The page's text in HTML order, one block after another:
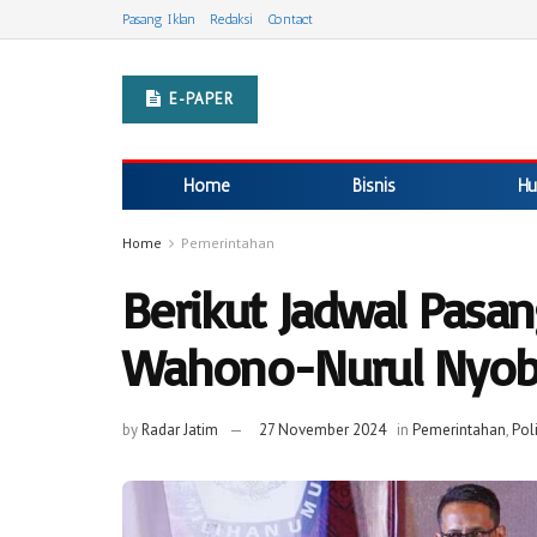
Pasang Iklan Redaksi Contact
E-PAPER
Home Bisnis
Home Pemerintahan
Berikut Jadwal
Wahono-Nurul
byRadar Jatim 27 November 2024 in Pemerintahan,